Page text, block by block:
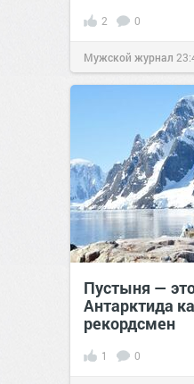
2 0
Мужской журнал
Пустыня —
Антарктида
рекордсмен
1 0